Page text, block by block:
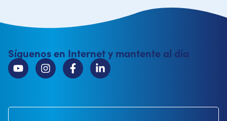
Síguenos en Internet y mantente al día